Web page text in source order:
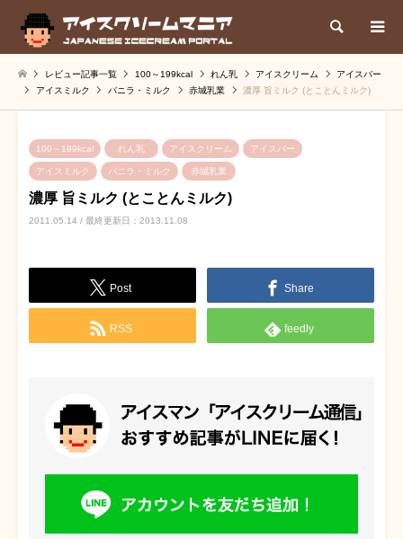
検索
レビュー記事一覧 100～199kcal れん乳 アイスクリーム
アイスバー
アイスミルク
バニラ・ミルク 赤城乳業 濃厚 旨ミルク (とことんミルク)
100～199kcal れん乳 アイスクリーム アイスバー
アイスミルク バニラ・ミルク 赤城乳業
濃厚 旨ミルク (とことんミルク)
2011.05.14 / 最終更新日：2013.11.08
Post Share
RSS feedly